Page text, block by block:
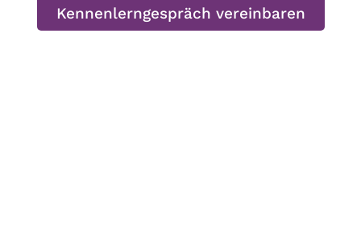
Kennenlerngespräch vereinbaren